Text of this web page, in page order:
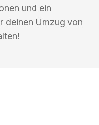
und ein
deinen Umzug von